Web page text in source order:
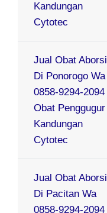
Kandungan
Cytotec
Jual Obat Aborsi
Di Ponorogo Wa
0858-9294-2094
Obat Penggugur
Kandungan
Cytotec
Jual Obat Aborsi
Di Pacitan Wa
0858-9294-2094